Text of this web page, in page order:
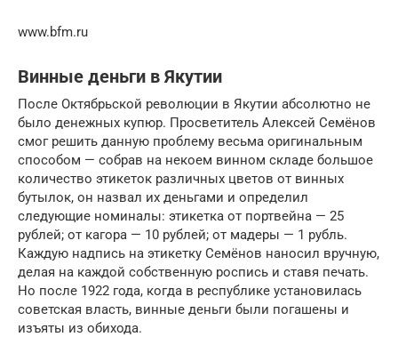
www.bfm.ru
Винные деньги в Якутии
После Октябрьской революции в Якутии абсолютно не
было денежных купюр. Просветитель Алексей Семёнов
смог решить данную проблему весьма оригинальным
способом — собрав на некоем винном складе большое
количество этикеток различных цветов от винных
бутылок, он назвал их деньгами и определил
следующие номиналы: этикетка от портвейна — 25
рублей; от кагора — 10 рублей; от мадеры — 1 рубль.
Каждую надпись на этикетку Семёнов наносил вручную,
делая на каждой собственную роспись и ставя печать.
Но после 1922 года, когда в республике установилась
советская власть, винные деньги были погашены и
изъяты из обихода.